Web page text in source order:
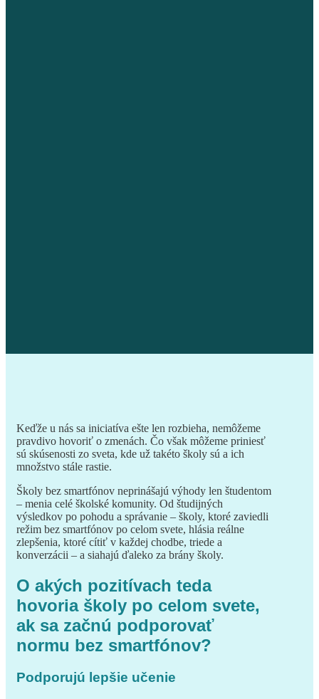
Keďže u nás sa iniciatíva ešte len rozbieha, nemôžeme
pravdivo hovoriť o zmenách. Čo však môžeme priniesť
sú skúsenosti zo sveta, kde už takéto školy sú a ich
množstvo stále rastie.
Školy bez smartfónov neprinášajú výhody len študentom
– menia celé školské komunity. Od študijných
výsledkov po pohodu a správanie – školy, ktoré zaviedli
režim bez smartfónov po celom svete, hlásia reálne
zlepšenia, ktoré cítiť v každej chodbe, triede a
konverzácii – a siahajú ďaleko za brány školy.
O akých pozitívach teda
hovoria školy po celom svete,
ak sa začnú podporovať
normu bez smartfónov?
Podporujú lepšie učenie